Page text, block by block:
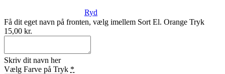
Ryd
Få dit eget navn på fronten, vælg imellem Sort El. Orange Tryk
15,00 kr.
Skriv dit navn her
Vælg Farve på Tryk *